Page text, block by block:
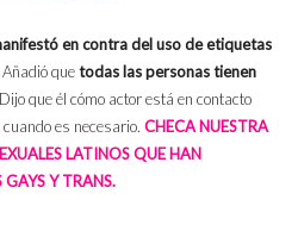
en contra del uso de etiquetas
quetodas las personas tienen
que él cómo actor está en contacto
es necesario. CHECA NUESTRA
LATINOS QUE HAN
GAYS Y TRANS.